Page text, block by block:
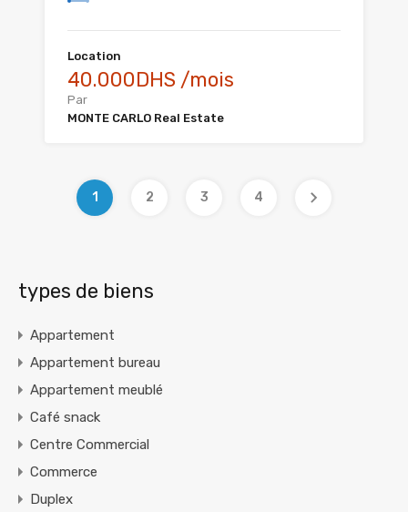
Location
40.000DHS /mois
Par
MONTE CARLO Real Estate
1 2 3 4
types de biens
Appartement
Appartement bureau
Appartement meublé
Café snack
Centre Commercial
Commerce
Duplex